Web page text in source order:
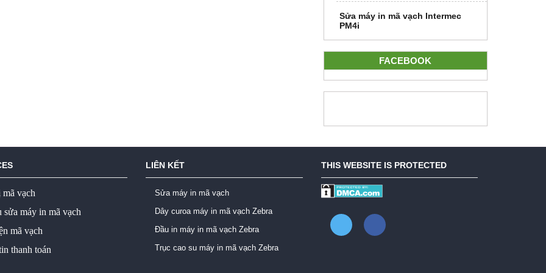
Sửa máy in mã vạch Intermec
PM4i
FACEBOOK
vạch
sửa máy in mã vạch
mã vạch
thanh toán
LIÊN KẾT
Sửa máy in mã vạch
Dây curoa máy in mã vạch Zebra
Đầu in máy in mã vạch Zebra
Trục cao su máy in mã vạch Zebra
THIS WEBSITE IS PROTECTED